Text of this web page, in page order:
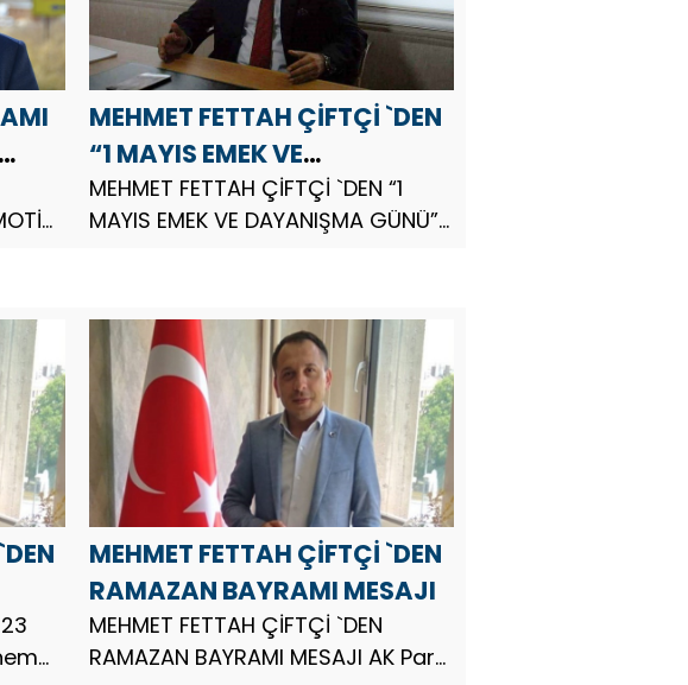
MEHMET FETTAH ÇİFTÇİ `DEN
“1 MAYIS EMEK VE
DAYANIŞMA GÜNÜ” MESAJI
MEHMET FETTAH ÇİFTÇİ `DEN “1
MAYIS EMEK VE DAYANIŞMA GÜNÜ”
Türklerini Koruma Tanıtma ve
Dayanışma Derneği Genel Başkanı
Mehmet Fettah Çift...
MEHMET FETTAH ÇİFTÇİ `DEN
RAMAZAN BAYRAMI MESAJI
MEHMET FETTAH ÇİFTÇİ `DEN
RAMAZAN BAYRAMI MESAJI AK Parti